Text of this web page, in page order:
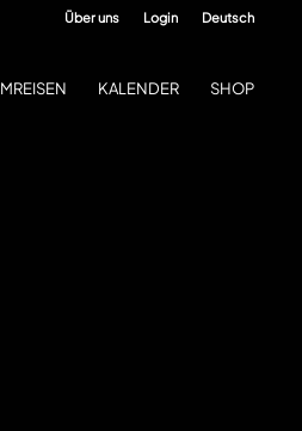
Über uns Login Deutsch
KALENDER SHOP